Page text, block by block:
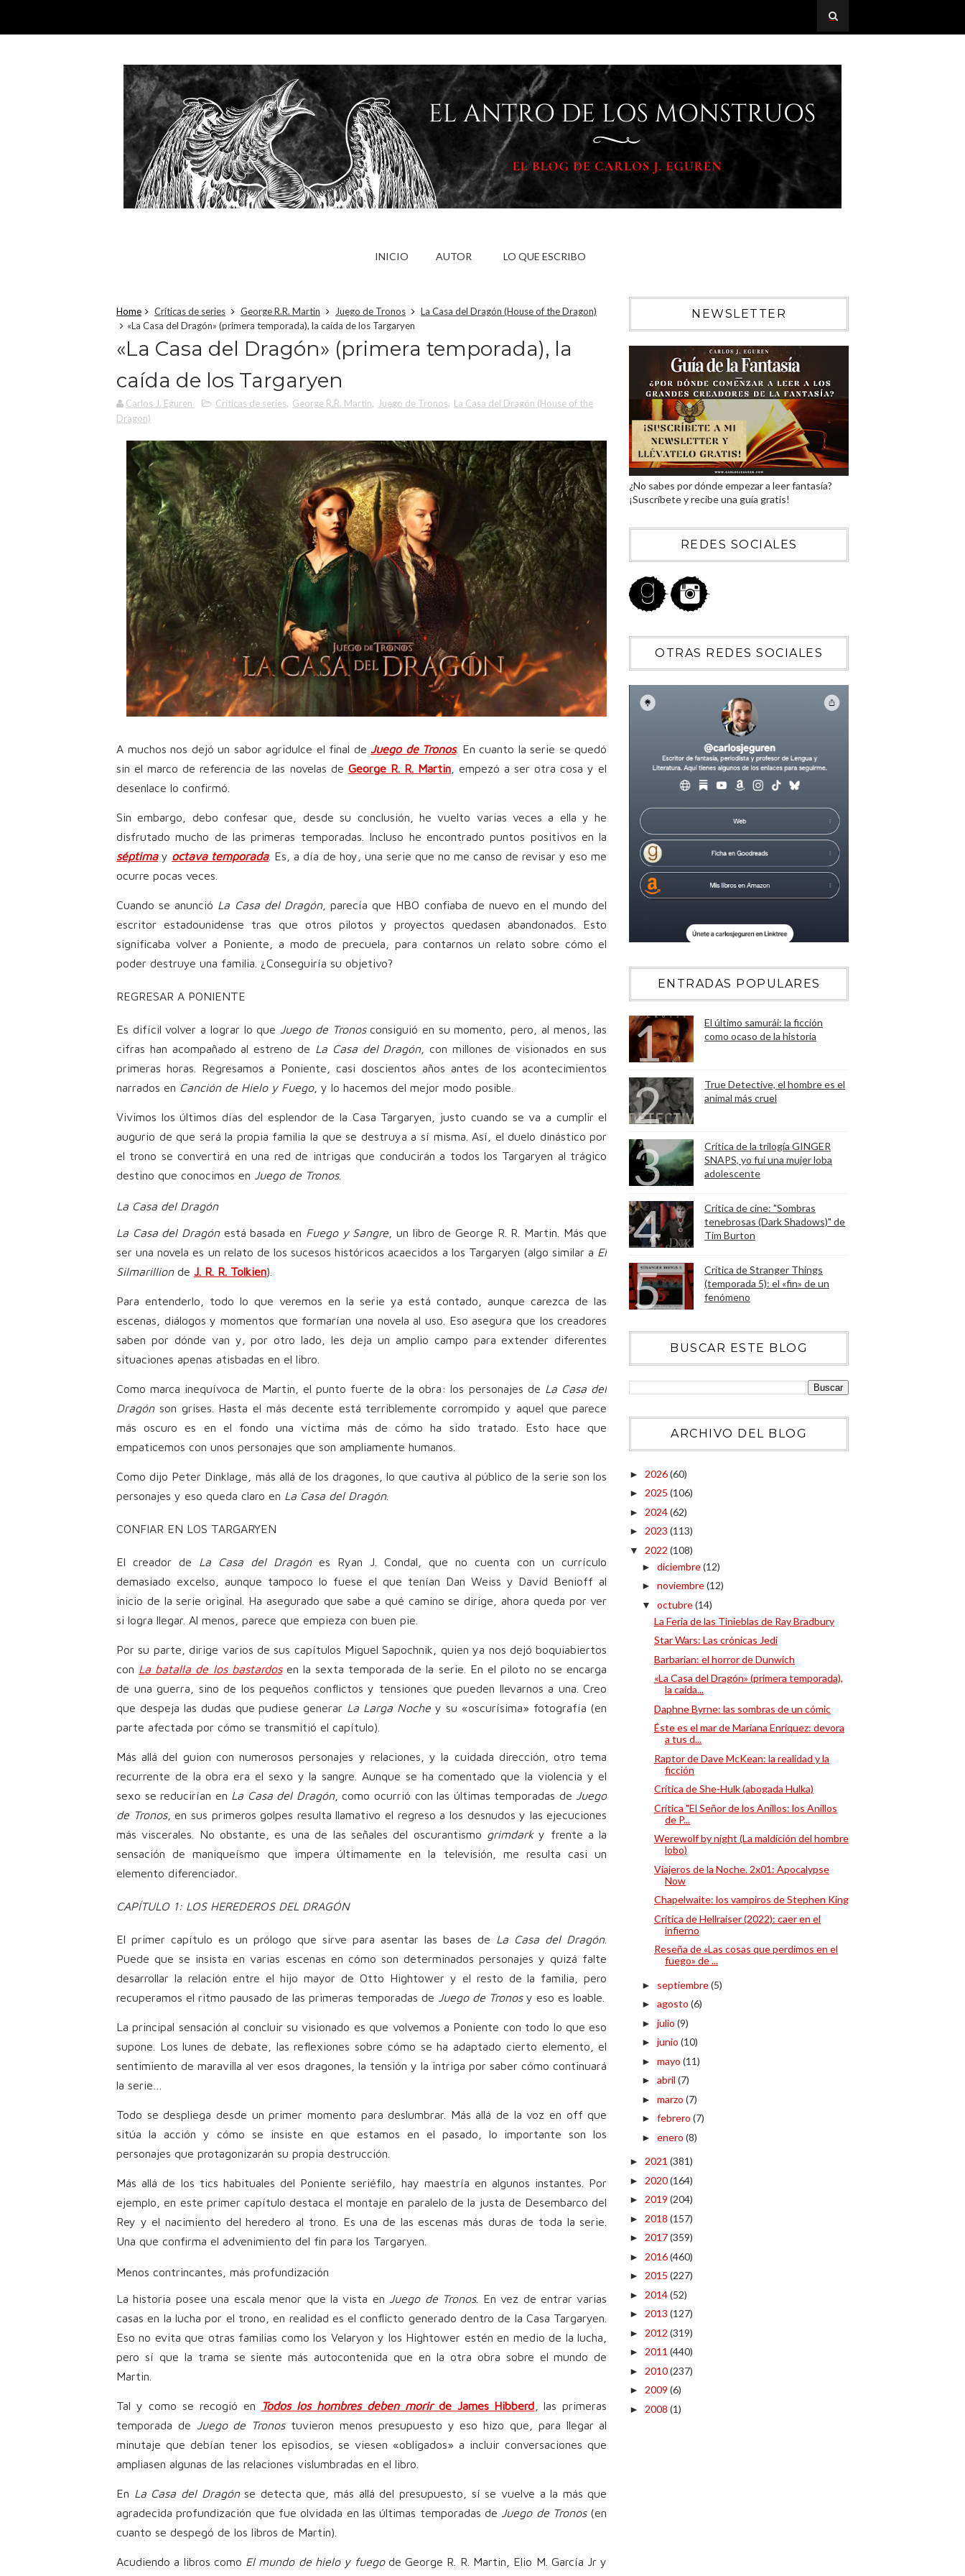
INICIO AUTOR LO QUE ESCRIBO
Home Críticas de series George R.R. Martin Juego de Tronos
La Casa del Dragón (House of the Dragon)
«La Casa del Dragón» (primera temporada), la caída de los Targaryen
«La Casa del Dragón» (primera temporada), la
caída de los Targaryen
Carlos J. Eguren Críticas de series, George R.R. Martin, Juego de Tronos, La Casa del Dragón (House of the
Dragon)
A muchos nos dejó un sabor agridulce el final de Juego de Tronos. En cuanto la serie se quedó
sin el marco de referencia de las novelas de George R. R. Martin, empezó a ser otra cosa y el
desenlace lo confirmó.
Sin embargo, debo confesar que, desde su conclusión, he vuelto varias veces a ella y he
disfrutado mucho de las primeras temporadas. Incluso he encontrado puntos positivos en la
séptimay octava temporada. Es, a día de hoy, una serie que no me canso de revisar y eso me
ocurre pocas veces.
Cuando se anunció La Casa del Dragón, parecía que HBO confiaba de nuevo en el mundo del
escritor estadounidense tras que otros pilotos y proyectos quedasen abandonados. Esto
significaba volver a Poniente, a modo de precuela, para contarnos un relato sobre cómo el
poder destruye una familia. ¿Conseguiría su objetivo?
REGRESAR A PONIENTE
Es difícil volver a lograr lo que Juego de Tronosconsiguió en su momento, pero, al menos, las
cifras han acompañado al estreno de La Casa del Dragón, con millones de visionados en sus
primeras horas. Regresamos a Poniente, casi doscientos años antes de los acontecimientos
narrados en Canción de Hielo y Fuego, y lo hacemos del mejor modo posible.
Vivimos los últimos días del esplendor de la Casa Targaryen, justo cuando se va a cumplir el
augurio de que será la propia familia la que se destruya a sí misma. Así, el duelo dinástico por
el trono se convertirá en una red de intrigas que conducirán a todos los Targaryen al trágico
destino que conocimos en Juego de Tronos.
La Casa del Dragón
La Casa del Dragónestá basada en Fuego y Sangre , un libro de George R. R. Martin. Más que
ser una novela es un relato de los sucesos históricos acaecidos a los Targaryen (algo similar a El
Silmarillionde J. R. R. Tolkien).
Para entenderlo, todo lo que veremos en la serie ya está contado, aunque carezca de las
escenas, diálogos y momentos que formarían una novela al uso. Eso asegura que los creadores
saben por dónde van y, por otro lado, les deja un amplio campo para extender diferentes
situaciones apenas atisbadas en el libro.
Como marca inequívoca de Martin, el punto fuerte de la obra: los personajes de La Casa del
Dragónson grises. Hasta el más decente está terriblemente corrompido y aquel que parece
más oscuro es en el fondo una víctima más de cómo ha sido tratado. Esto hace que
empaticemos con unos personajes que son ampliamente humanos.
Como dijo Peter Dinklage, más allá de los dragones, lo que cautiva al público de la serie son los
personajes y eso queda claro en La Casa del Dragón.
CONFIAR EN LOS TARGARYEN
El creador de La Casa del Dragónes Ryan J. Condal, que no cuenta con un currículo
demasiado excelso, aunque tampoco lo fuese el que tenían Dan Weiss y David Benioff al
inicio de la serie original. Ha asegurado que sabe a qué camino se dirige, ahora queda por ver
si logra llegar. Al menos, parece que empieza con buen pie.
Por su parte, dirige varios de sus capítulos Miguel Sapochnik, quien ya nos dejó boquiabiertos
con La batalla de los bastardosen la sexta temporada de la serie. En el piloto no se encarga
de una guerra, sino de los pequeños conflictos y tensiones que pueden llevarnos a una. Creo
que despeja las dudas que pudiese generar La Larga Nochey su «oscurísima» fotografía (en
parte afectada por cómo se transmitió el capítulo).
Más allá del guion con numerosos personajes y relaciones, y la cuidada dirección, otro tema
recurrente de la obra era el sexo y la sangre. Aunque se ha comentado que la violencia y el
sexo se reducirían en La Casa del Dragón, como ocurrió con las últimas temporadas de Juego
de Tronos, en sus primeros golpes resulta llamativo el regreso a los desnudos y las ejecuciones
más viscerales. No obstante, es una de las señales del oscurantismo grimdarky frente a la
sensación de maniqueísmo que impera últimamente en la televisión, me resulta casi un
elemento diferenciador.
CAPÍTULO 1: LOS HEREDEROS DEL DRAGÓN
El primer capítulo es un prólogo que sirve para asentar las bases de La Casa del Dragón.
Puede que se insista en varias escenas en cómo son determinados personajes y quizá falte
desarrollar la relación entre el hijo mayor de Otto Hightower y el resto de la familia, pero
recuperamos el ritmo pausado de las primeras temporadas de Juego de Tronosy eso es loable.
La principal sensación al concluir su visionado es que volvemos a Poniente con todo lo que eso
supone. Los lunes de debate, las reflexiones sobre cómo se ha adaptado cierto elemento, el
sentimiento de maravilla al ver esos dragones, la tensión y la intriga por saber cómo continuará
la serie…
Todo se despliega desde un primer momento para deslumbrar. Más allá de la voz en off que
sitúa la acción y cómo se insiste en que estamos en el pasado, lo importante son los
personajes que protagonizarán su propia destrucción.
Más allá de los tics habituales del Poniente seriéfilo, hay maestría en algunos instantes. Por
ejemplo, en este primer capítulo destaca el montaje en paralelo de la justa de Desembarco del
Rey y el nacimiento del heredero al trono. Es una de las escenas más duras de toda la serie.
Una que confirma el advenimiento del fin para los Targaryen.
Menos contrincantes, más profundización
La historia posee una escala menor que la vista en Juego de Tronos. En vez de entrar varias
casas en la lucha por el trono, en realidad es el conflicto generado dentro de la Casa Targaryen.
Eso no evita que otras familias como los Velaryon y los Hightower estén en medio de la lucha,
pero sí que la trama se siente más autocontenida que en la otra obra sobre el mundo de
Martin.
Tal y como se recogió en Todos los hombres deben morirde James Hibberd , las primeras
temporada de Juego de Tronostuvieron menos presupuesto y eso hizo que, para llegar al
minutaje que debían tener los episodios, se viesen «obligados» a incluir conversaciones que
ampliasen algunas de las relaciones vislumbradas en el libro.
En La Casa del Dragónse detecta que, más allá del presupuesto, sí se vuelve a la más que
agradecida profundización que fue olvidada en las últimas temporadas de Juego de Tronos(en
cuanto se despegó de los libros de Martin).
Acudiendo a libros como El mundo de hielo y fuegode George R. R. Martin, Elio M. García Jr y
NEWSLETTER
¿No sabes por dónde empezar a leer fantasía?
¡Suscríbete y recibe una guía gratis!
REDES SOCIALES
OTRAS REDES SOCIALES
ENTRADAS POPULARES
El último samurái: la ficción
como ocaso de la historia
True Detective, el hombre es el
animal más cruel
Crítica de la trilogía GINGER
SNAPS, yo fui una mujer loba
adolescente
Crítica de cine: "Sombras
tenebrosas (Dark Shadows)" de
Tim Burton
Crítica de Stranger Things
(temporada 5): el «fin» de un
fenómeno
BUSCAR ESTE BLOG
ARCHIVO DEL BLOG
► 2026(60)
► 2025 (106)
► 2024(62)
► 2023 (113)
▼ 2022 (108)
► diciembre(12)
► noviembre(12)
▼ octubre(14)
La Feria de las Tinieblas de Ray Bradbury
Star Wars: Las crónicas Jedi
Barbarian: el horror de Dunwich
«La Casa del Dragón» (primera temporada),
la caída...
Daphne Byrne: las sombras de un cómic
Éste es el mar de Mariana Enríquez: devora
a tus d...
Raptor de Dave McKean: la realidad y la
ficción
Crítica de She-Hulk (abogada Hulka)
Crítica "El Señor de los Anillos: los Anillos
de P...
Werewolf by night (La maldición del hombre
lobo)
Viajeros de la Noche. 2x01: Apocalypse
Now
Chapelwaite: los vampiros de Stephen King
Crítica de Hellraiser (2022): caer en el
infierno
Reseña de «Las cosas que perdimos en el
fuego» de ...
► septiembre(5)
► agosto (6)
► julio (9)
► junio (10)
► mayo (11)
► abril (7)
► marzo (7)
► febrero (7)
► enero (8)
► 2021 (381)
► 2020(164)
► 2019 (204)
► 2018 (157)
► 2017(359)
► 2016(460)
► 2015 (227)
► 2014(52)
► 2013 (127)
► 2012 (319)
► 2011 (440)
► 2010(237)
► 2009 (6)
► 2008 (1)